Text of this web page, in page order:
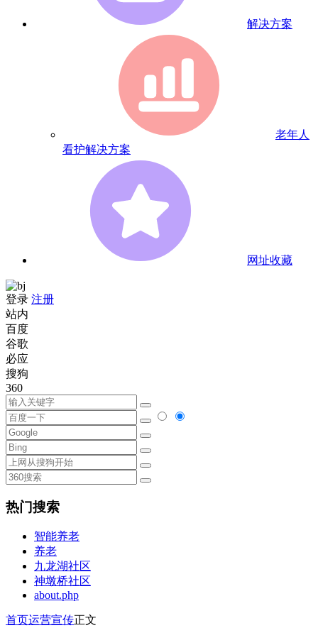
解决方案
老年人
看护解决方案
网址收藏
登录 注册
站内
百度
谷歌
必应
搜狗
360
热门搜索
智能养老
养老
九龙湖社区
神墩桥社区
about.php
首页运营宣传正文